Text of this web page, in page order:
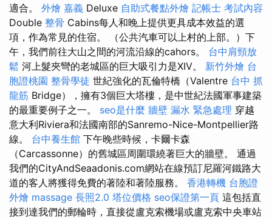
適合。 外燴 嘉義 Deluxe 自助式餐點外燴 記帳士 考試內容
Double 整骨 Cabins每人和晚上提供更具成本效益的選
項，作為常見的住宿。 （公共汽車可以上村的上部。）下
午，我們前往大山之間的河流沿線的cahors。 台中肩頸放
鬆 河上髮夾彎的老城區的巨大吸引力是XIV。 新竹外燴 台
胞證桃園 整骨學徒 世紀強化的瓦倫特橋（Valentre 台中 抓
龍筋 Bridge），擁有3個巨大塔樓，是中世紀法國軍事建築
的最重要例子之一。 seo是什麼 牆壁 漏水 緊急處理 穿越
意大利Riviera和法國南部的Sanremo-Nice-Montpellier路
線。 台中養生館 下午晚些時候，卡爾卡森
（Carcassonne）的舊城區周圍環繞著巨大的牆壁。 通過
我們的CityAndSeaadonis.com網站在線預訂尼羅河鐵路大
道的客人將獲得免費的著陸和著陸服務。 香港轉機 台胞證
外燴 massage 長照2.0 塔位價格 seo保證第一頁 這包括直
接到達我們的郵輪時，直接從盧克索機場或盧克索中央車站